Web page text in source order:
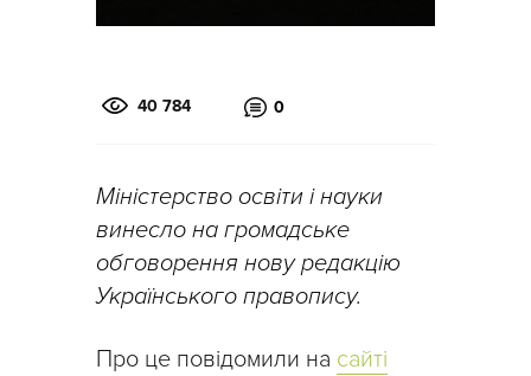
40 784 0
Міністерство освіти і науки
винесло на громадське
обговорення нову редакцію
Українського правопису.
Про це повідомили на сайті